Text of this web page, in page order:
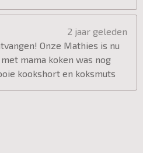
2 jaar geleden
Onze Mathies is nu
mama koken was nog
kookshort en koksmuts